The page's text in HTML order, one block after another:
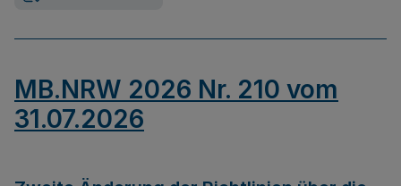
MB.NRW 2026 Nr. 210 vom
31.07.2026